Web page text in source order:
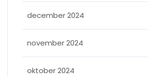
december 2024
november 2024
oktober 2024